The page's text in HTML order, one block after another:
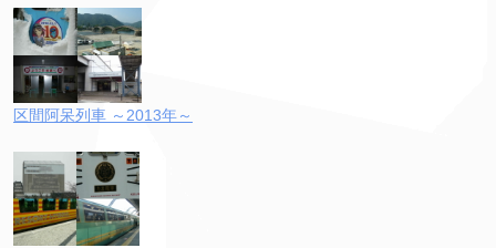
区間阿呆列車 ～2013年～